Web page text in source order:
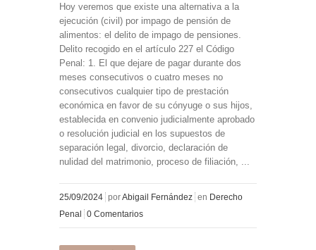
Hoy veremos que existe una alternativa a la
ejecución (civil) por impago de pensión de
alimentos: el delito de impago de pensiones.
Delito recogido en el artículo 227 el Código
Penal: 1. El que dejare de pagar durante dos
meses consecutivos o cuatro meses no
consecutivos cualquier tipo de prestación
económica en favor de su cónyuge o sus hijos,
establecida en convenio judicialmente aprobado
o resolución judicial en los supuestos de
separación legal, divorcio, declaración de
nulidad del matrimonio, proceso de filiación, ...
25/09/2024 porAbigail Fernández en Derecho
Penal 0 Comentarios